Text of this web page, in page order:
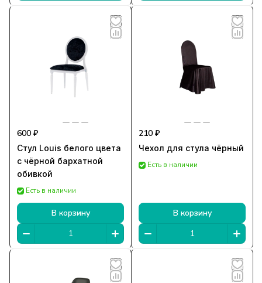
600 ₽
Стул Louis белого цвета
с чёрной бархатной
обивкой
Есть в наличии
В корзину
210 ₽
Чехол для стула чёрный
Есть в наличии
В корзину